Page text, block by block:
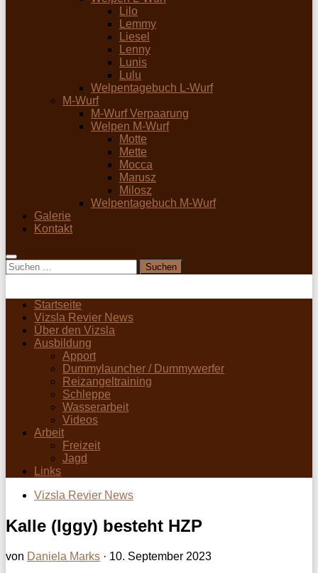
Lilo
Lemmy
Liesel
Lenny
Lunis
Lulu
Welpentagebuch L-Wurf
M-Wurf
M-Wurf Verpaarung
Welpen M-Wurf
Motte
Mette
Mocca
Marusz
Milosz
Welpentagebuch M-Wurf
Galerie
Kontakt
Suchen
nach:
Startseite
Vizsla Revier News
Über den Vizsla
Ausbildung
Apport
Dummylauncher / Dummywerfer
Reizangeltraining
Schleppe
Wasserarbeit
Videos
Arbeit
Freizeit
Jagd
Links
Vizsla Revier News
Kalle (Iggy) besteht HZP
von Daniela Marks · 10. September 2023